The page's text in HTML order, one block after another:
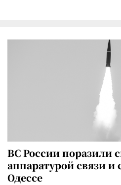
ВС России поразили
аппаратурой связи и
Одессе